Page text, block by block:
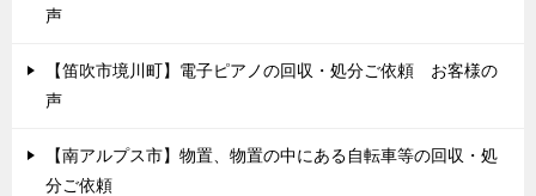
声
【笛吹市境川町】電子ピアノの回収・処分ご依頼 お客様の
声
【南アルプス市】物置、物置の中にある自転車等の回収・処
分ご依頼